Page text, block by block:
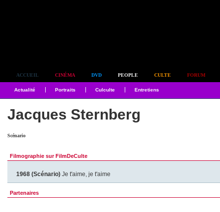
ACCUEIL CINÉMA DVD PEOPLE CULTE FORUM
Actualité Portraits Culculte Entretiens
Jacques Sternberg
Scénario
Filmographie sur FilmDeCulte
1968 (Scénario) Je t'aime, je t'aime
Partenaires